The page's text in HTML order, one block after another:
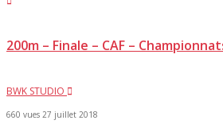
200m – Finale – CAF –
BWK STUDIO
660 vues 27 juillet 2018